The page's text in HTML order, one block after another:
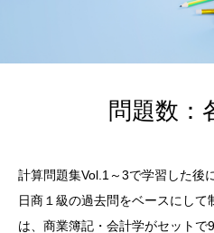
問題数：
計算問題集Vol.1～3で学習した後
日商１級の過去問をベースにし
は、商業簿記・会計学がセットで